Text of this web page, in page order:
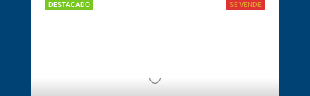
SE VENDE
DESTACADO